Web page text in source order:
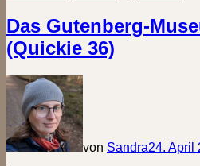
Das Gutenberg-
(Quickie 36)
von Sandra24. April